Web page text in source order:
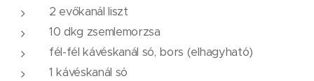
2 evőkanál liszt
10 dkg zsemlemorzsa
fél-fél kávéskanál só, bors (elhagyható)
1 kávéskanál só